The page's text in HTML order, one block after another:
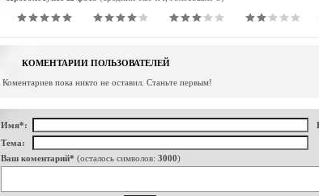
КОМЕНТАРИИ ПОЛЬЗОВАТЕЛЕЙ
Коментариев пока никто не оставил. Станьте первым!
Имя*:
Тема:
Ваш коментарий* (осталось символов: 3000)